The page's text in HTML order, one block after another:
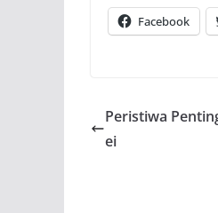
Facebook
Peristiwa
ei